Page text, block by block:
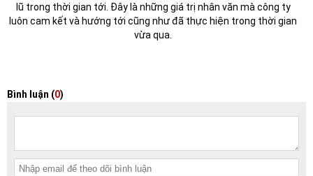
lũ trong thời gian tới. Đây là những giá trị nhân văn mà công ty
luôn cam kết và hướng tới cũng như đã thực hiện trong thời gian
vừa qua.
Bình luận (0)